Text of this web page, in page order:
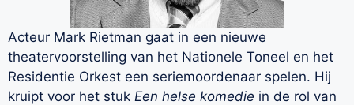
Acteur Mark Rietman gaat in een nieuwe
theatervoorstelling van het Nationele Toneel en het
Residentie Orkest een seriemoordenaar spelen. Hij
kruipt voor het stuk Een helse komedie in de rol van